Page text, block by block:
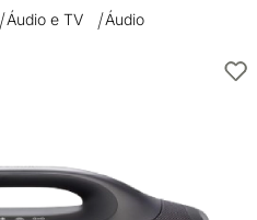
Áudio e TV Áudio